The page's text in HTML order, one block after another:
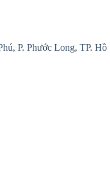
P. Phước Long, TP. Hồ